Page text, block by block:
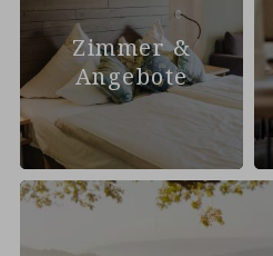
Zimmer &
Angebote